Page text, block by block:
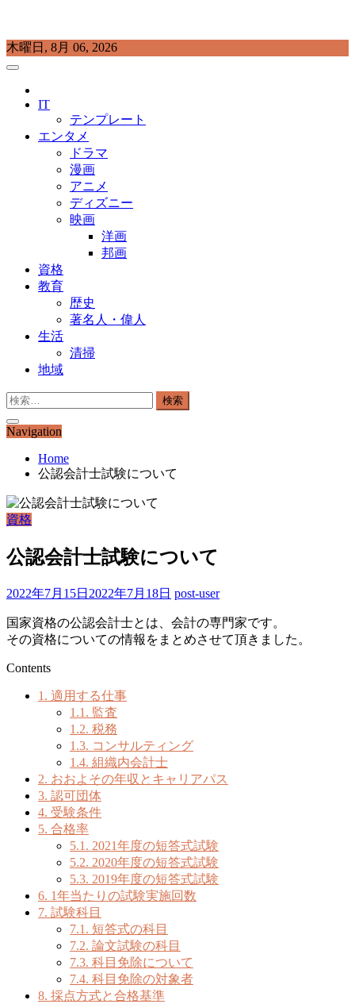
Skip
to
content
木曜日, 8月 06, 2026
IT
テンプレート
エンタメ
ドラマ
漫画
アニメ
ディズニー
映画
洋画
邦画
資格
教育
歴史
著名人・偉人
生活
清掃
地域
検
Navigation
Home
公認会計士試験について
資格
公認会計士試験について
2022年7月15日 2022年7月18日 post-user
国家資格の公認会計士とは、会計の専門家です。
その資格についての情報をまとめさせて頂きました。
Contents
1. 適用する仕事
1.1. 監査
1.2. 税務
1.3. コンサルティング
1.4. 組織内会計士
2. おおよその年収とキャリアパス
3. 認可団体
4. 受験条件
5. 合格率
5.1. 2021年度の短答式試験
5.2. 2020年度の短答式試験
5.3. 2019年度の短答式試験
6. 1年当たりの試験実施回数
7. 試験科目
7.1. 短答式の科目
7.2. 論文試験の科目
7.3. 科目免除について
7.4. 科目免除の対象者
8. 採点方式と合格基準